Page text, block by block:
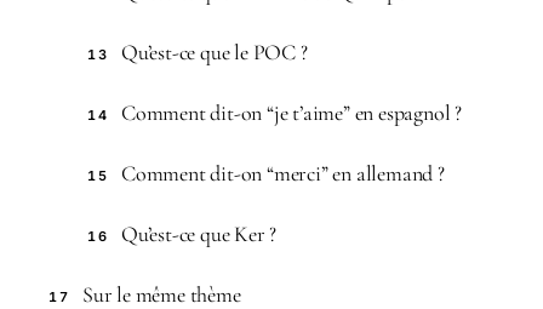
13 Qu’est-ce que le POC ?
14 Comment dit-on “je t’aime” en espagnol ?
15 Comment dit-on “merci” en allemand ?
16 Qu’est-ce que Ker ?
17 Sur le même thème